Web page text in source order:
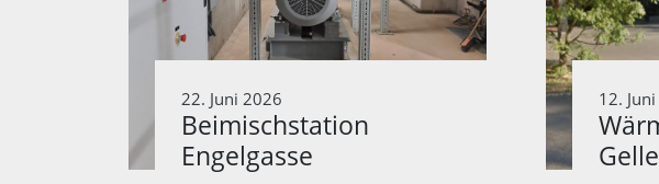
22. Juni 2026
Beimischstation
Engelgasse
12.